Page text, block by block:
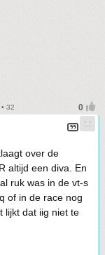
32
over de
altijd een diva. En
ruk was in de vt-s
of in de race nog
lijkt dat iig niet te